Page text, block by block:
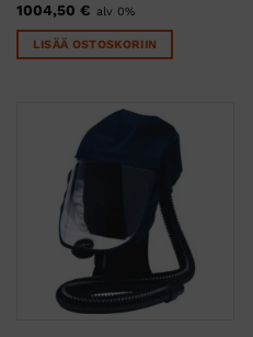
1004,50 € alv 0%
LISÄÄ OSTOSKORIIN